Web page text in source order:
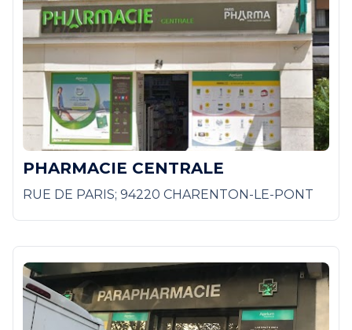
PHARMACIE CENTRALE
RUE DE PARIS; 94220 CHARENTON-LE-PONT